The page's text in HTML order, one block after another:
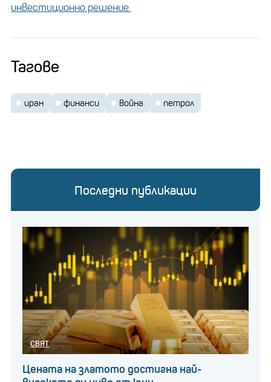
инвестиционно решение.
Тагове
иран финанси война петрол
Последни публикации
СВЯТ
Цената на златото достигна най-